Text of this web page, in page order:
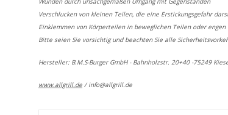
Verschlucken von kleinen Teilen, die eine Erstickungsgefahr
Einklemmen von Körperteilen in beweglichen Teilen oder engen
Bitte seien Sie vorsichtig und beachten Sie alle
Hersteller: B.M.S-Burger GmbH - Bahnholzstr. 20+40 -75249
www.allgrill.de / info@allgrill.de